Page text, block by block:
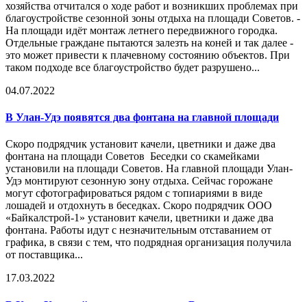
хозяйства отчитался о ходе работ и возникших проблемах при
благоустройстве сезонной зоны отдыха на площади Советов. -
На площади идёт монтаж летнего передвижного городка.
Отдельные граждане пытаются залезть на коней и так далее -
это может привести к плачевному состоянию объектов. При
таком подходе все благоустройство будет разрушено...
04.07.2022
В Улан-Удэ появятся два фонтана на главной площади
Скоро подрядчик установит качели, цветники и даже два
фонтана на площади Советов Беседки со скамейками
установили на площади Советов. На главной площади Улан-
Удэ монтируют сезонную зону отдыха. Сейчас горожане
могут сфотографироваться рядом с топиариями в виде
лошадей и отдохнуть в беседках. Скоро подрядчик ООО
«Байкалстрой-1» установит качели, цветники и даже два
фонтана. Работы идут с незначительным отставанием от
графика, в связи с тем, что подрядная организация получила
от поставщика...
17.03.2022